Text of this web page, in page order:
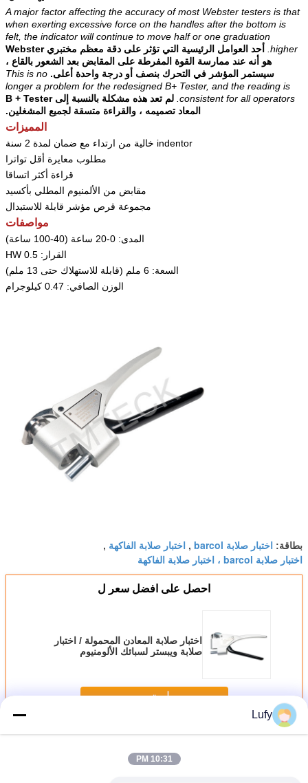
A major factor affecting the accuracy of most Webster testers is that
when exerting excessive force on the handles after the bottom is
felt, the indicator will continue to move half or one graduation
higher.
أحد العوامل الرئيسية التي تؤثر على دقة معظم مختبري Webster
هو أنه عند ممارسة القوة المفرطة على المقابض بعد الشعور بالقاع ،
سيستمر المؤشر في التحرك بنصف أو درجة واحدة أعلى. This is no
longer a problem for the redesigned B+ Tester, and the reading is
consistent for all operators.
لم تعد هذه مشكلة بالنسبة إلى B + Tester
المعاد تصميمه ، والقراءة متسقة لجميع المشغلين.
المميزات
indentor خالية من ارتداء مع ضمان لمدة 2 سنة
مطلوب معايرة أقل تواترا
قراءة أكثر اتساقا
مقابض من الألمنيوم المطلي بأكسيد
مجموعة قرص مؤشر قابلة للاستبدال
مواصفات
المدى: 0-20 ساعة (40-100 ساعة)
القرار: 0.5 HW
السعة: 6 ملم (قابلة للاستهلاك حتى 13 ملم)
الوزن الصافي: 0.47 كيلوجرام
بطاقة: اختبار صلابة barcol , اختبار صلابة الفاكهة ,
اختبار صلابة barcol ، اختبار صلابة الفاكهة
احصل على افضل سعر ل
اختبار صلابة المعادن المحمولة / اختبار
صلابة ويبستر لسبائك الألومنيوم
استمر
أكثرقابل للنقل صلادة مخبار
Lufy
10:31 PM